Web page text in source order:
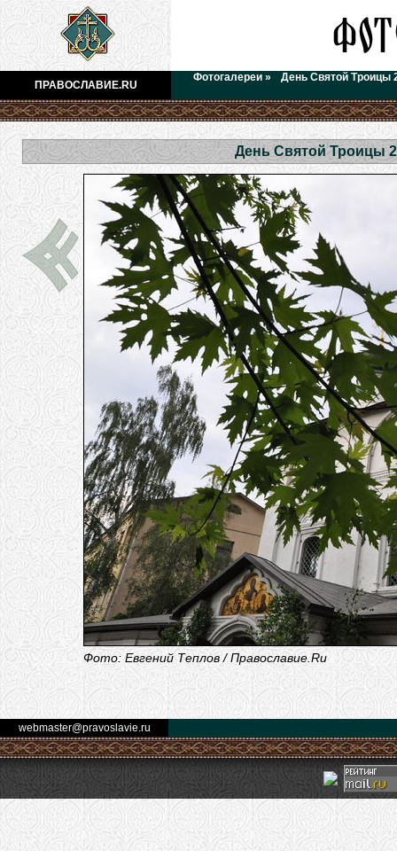
ПРАВОСЛАВИЕ.RU
Фотогалереи » День Святой Троицы
День Святой Троицы
Фото: Евгений Теплов / Православие.Ru
webmaster@pravoslavie.ru